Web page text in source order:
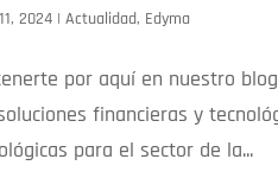
2024 |Actualidad, Edyma
por aquí en nuestro
financieras y
para el sector de la...